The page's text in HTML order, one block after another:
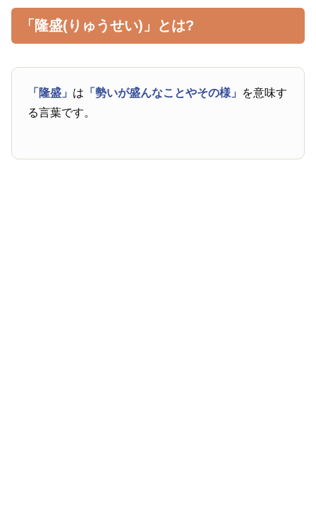
「隆盛(りゅうせい)」とは?
「隆盛」 は 「勢いが盛んなことやその様」 を意味す
る言葉です。